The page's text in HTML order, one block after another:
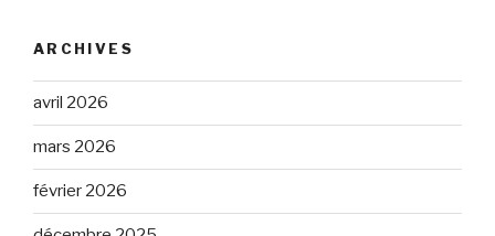
ARCHIVES
avril 2026
mars 2026
février 2026